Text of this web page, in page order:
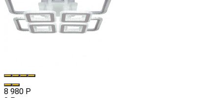
8 980 Р